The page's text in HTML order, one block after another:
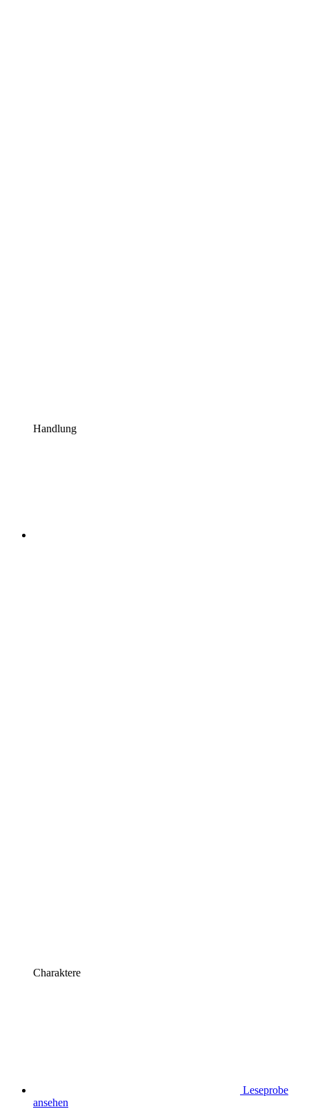
Handlung
Charaktere
Leseprobe
ansehen